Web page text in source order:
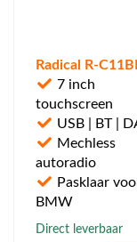
Radical R-
7 inch
touchscreen
USB | BT |
Mechless
autoradio
Pasklaar
BMW
Direct leverbaar